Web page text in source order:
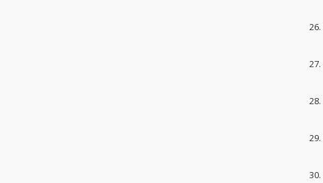
26.
27.
28.
29.
30.